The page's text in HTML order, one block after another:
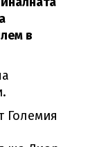
в
Големия